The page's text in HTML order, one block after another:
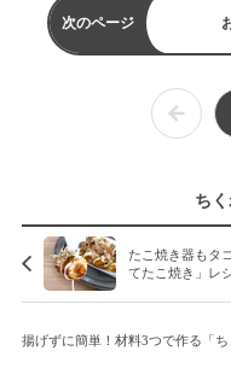
次のページ
ち
たこ焼き器もタ
てたこ焼き」レ
揚げずに簡単！材料3つで作る「